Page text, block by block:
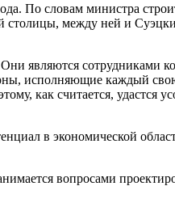
По словам министра
столицы, между ней и
являются сотрудниками
исполняющие каждый
как считается, удастся
в экономической
вопросами